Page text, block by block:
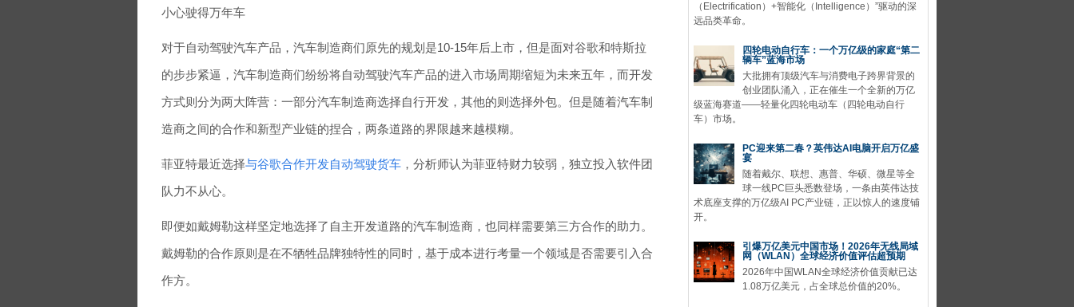
小心驶得万年车
对于自动驾驶汽车产品，汽车制造商们原先的规划是10-15年后上市，但是面对谷歌和特斯拉
的步步紧逼，汽车制造商们纷纷将自动驾驶汽车产品的进入市场周期缩短为未来五年，而开发
方式则分为两大阵营：一部分汽车制造商选择自行开发，其他的则选择外包。但是随着汽车制
造商之间的合作和新型产业链的捏合，两条道路的界限越来越模糊。
菲亚特最近选择与谷歌合作开发自动驾驶货车 ，分析师认为菲亚特财力较弱，独立投入软件团
队力不从心。
即便如戴姆勒这样坚定地选择了自主开发道路的汽车制造商，也同样需要第三方合作的助力。
戴姆勒的合作原则是在不牺牲品牌独特性的同时，基于成本进行考量一个领域是否需要引入合
作方。
（Electrification）+智能化（Intelligence）”驱动的深
远品类革命。
四轮电动自行车：一个万亿级的家庭“第二
辆车”蓝海市场
大批拥有顶级汽车与消费电子跨界背景的
创业团队涌入，正在催生一个全新的万亿
级蓝海赛道——轻量化四轮电动车（四轮电动自行
车）市场。
PC迎来第二春？英伟达AI电脑开启万亿盛
宴
随着戴尔、联想、惠普、华硕、微星等全
球一线PC巨头悉数登场，一条由英伟达技
术底座支撑的万亿级AI PC产业链，正以惊人的速度铺
开。
引爆万亿美元中国市场！2026年无线局域
网（WLAN）全球经济价值评估超预期
2026年中国WLAN全球经济价值贡献已达
1.08万亿美元，占全球总价值的20%。